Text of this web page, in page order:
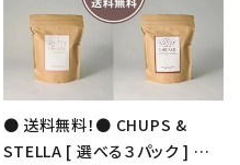
● 送料無料！● CHUPS &
STELLA [ 選べる３パック ] セッ